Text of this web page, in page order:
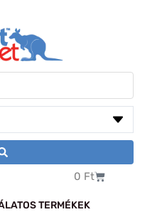
0 FtKosár
TERMÉKEK